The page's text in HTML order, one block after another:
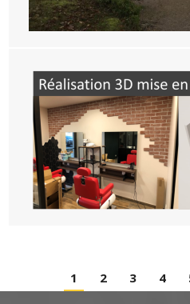
1 2 3 4